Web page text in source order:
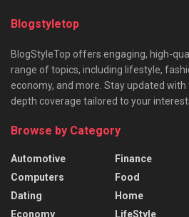
Blogstyletop
BlogStyleTop offers engaging, high-
range of topics, including lifestyle,
economy, and more. Stay updated
depth coverage tailored to your
Browse by Category
Automotive
Computers
Dating
Economy
Finance
Food
Home
LifeStyle